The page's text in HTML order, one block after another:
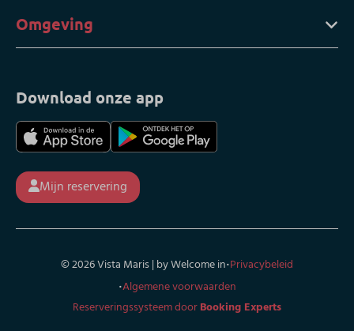
Omgeving
Download onze app
Mijn reservering
© 2026 Vista Maris | by Welcome in·Privacybeleid
·Algemene voorwaarden
Reserveringssysteem doorBooking Experts